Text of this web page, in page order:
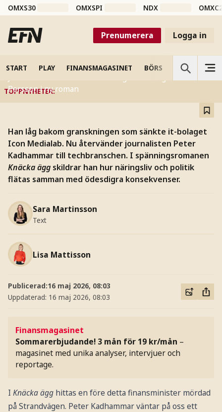
OMXS30 OMXSPI NDX
Prenumerera Logga in
START PLAY FINANSMAGASINET BÖRS VETENSKAP
TOPPNYHETER:
Politiken möter tech i Peter
Kadhammars nya roman:
Persson i ny roman
Han låg bakom granskningen som sänkte it-bolaget
Icon Medialab. Nu återvänder journalisten Peter
Kadhammar till techbranschen. I spänningsromanen
Knäcka äggskildrar han hur näringsliv och politik
flätas samman med ödesdigra konsekvenser.
Sara Martinsson
Text
Lisa Mattisson
Publicerad:16 maj 2026, 08:03
Uppdaterad: 16 maj 2026, 08:03
Finansmagasinet
Sommarerbjudande! 3 mån för 19 kr/mån –
magasinet med unika analyser, intervjuer och
reportage.
I Knäcka ägg hittas en före detta finansminister mördad
på Strandvägen. Peter Kadhammar väntar på oss ett